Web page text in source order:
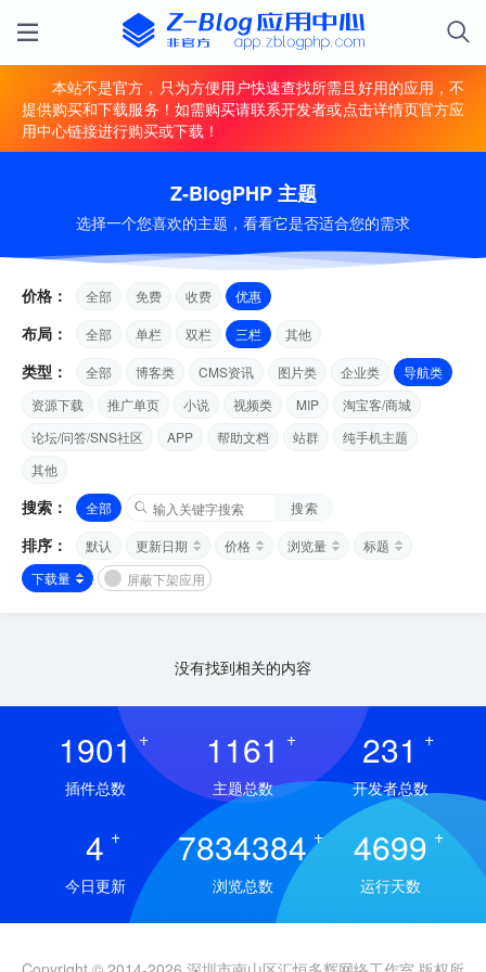
本站不是官方，只为方便用户快速查找所需且好用的应用，不
提供购买和下载服务！如需购买请联系开发者或点击详情页官方应
用中心链接进行购买或下载！
Z-BlogPHP 主题
选择一个您喜欢的主题，看看它是否适合您的需求
价格： 全部 免费 收费 优惠
布局： 全部 单栏 双栏 三栏 其他
类型： 全部 博客类 CMS资讯 图片类 企业类
导航类
资源下载
推广单页 小说 视频类 MIP
淘宝客/商城
论坛/问答/SNS社区
APP 帮助文档 站群
纯手机主题
其他
搜索： 全部 搜索
排序： 默认 更新日期 价格 浏览量
标题
下载量
屏蔽下架应用
没有找到相关的内容
1901 +
插件总数
1161 +
主题总数
231 +
开发者总数
4 +
今日更新
7834384 +
浏览总数
4699 +
运行天数